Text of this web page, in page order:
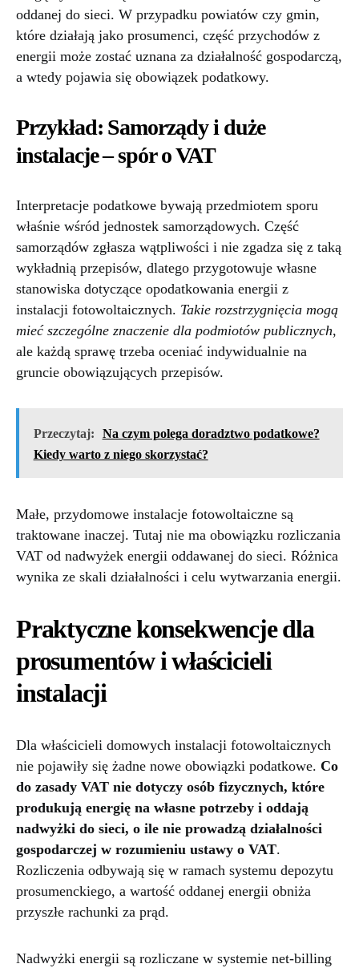
oddanej do sieci. W przypadku powiatów czy gmin,
które działają jako prosumenci, część przychodów z
energii może zostać uznana za działalność gospodarczą,
a wtedy pojawia się obowiązek podatkowy.
Przykład: Samorządy i duże
instalacje – spór o VAT
Interpretacje podatkowe bywają przedmiotem sporu
właśnie wśród jednostek samorządowych. Część
samorządów zgłasza wątpliwości i nie zgadza się z taką
wykładnią przepisów, dlatego przygotowuje własne
stanowiska dotyczące opodatkowania energii z
instalacji fotowoltaicznych. Takie rozstrzygnięcia mogą
mieć szczególne znaczenie dla podmiotów publicznych,
ale każdą sprawę trzeba oceniać indywidualnie na
gruncie obowiązujących przepisów.
Przeczytaj:
Na czym polega doradztwo podatkowe?
Kiedy warto z niego skorzystać?
Małe, przydomowe instalacje fotowoltaiczne są
traktowane inaczej. Tutaj nie ma obowiązku rozliczania
VAT od nadwyżek energii oddawanej do sieci. Różnica
wynika ze skali działalności i celu wytwarzania energii.
Praktyczne konsekwencje dla
prosumentów i właścicieli
instalacji
Dla właścicieli domowych instalacji fotowoltaicznych
nie pojawiły się żadne nowe obowiązki podatkowe. Co
do zasady VAT nie dotyczy osób fizycznych, które
produkują energię na własne potrzeby i oddają
nadwyżki do sieci, o ile nie prowadzą działalności
gospodarczej w rozumieniu ustawy o VAT.
Rozliczenia odbywają się w ramach systemu depozytu
prosumenckiego, a wartość oddanej energii obniża
przyszłe rachunki za prąd.
Nadwyżki energii są rozliczane w systemie net-billing